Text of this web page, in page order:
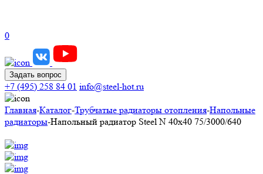
0
Задать вопрос
+7 (495) 258 84 01 info@steel-hot.ru
Главная-Каталог-Трубчатые радиаторы отопления-Напольные
радиаторы-Напольный радиатор Steel N 40х40 75/3000/640